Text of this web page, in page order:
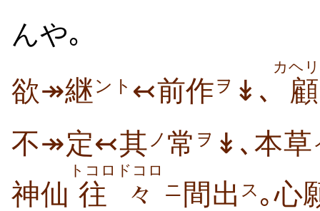
んや｡
欲↠継 ント ↢前作ヲ ↡､ 顧
カヘ
不↠定↢其 ノ 常 ヲ ↡､本草
神仙 往々
トコロドコロ
ニ 間出 ス ｡心